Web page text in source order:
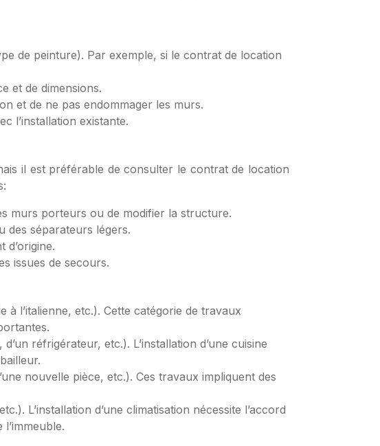
de peinture). Par exemple, si le contrat de location
et de dimensions.
et de ne pas endommager les murs.
l’installation existante.
il est préférable de consulter le contrat de location
murs porteurs ou de modifier la structure.
des séparateurs légers.
issues de secours.
à l’italienne, etc.). Cette catégorie de travaux
réfrigérateur, etc.). L’installation d’une cuisine
nouvelle pièce, etc.). Ces travaux impliquent des
L’installation d’une climatisation nécessite l’accord